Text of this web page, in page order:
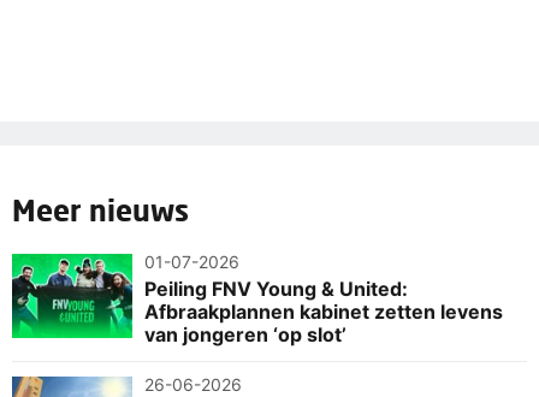
Meer nieuws
01-07-2026
Peiling FNV Young & United:
Afbraakplannen kabinet zetten levens
van jongeren ‘op slot’
26-06-2026